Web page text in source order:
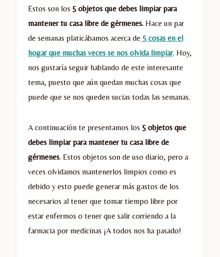
Estos son los 5 objetos que debes limpiar para
mantener tu casa libre de gérmenes. Hace un par
de semanas platicábamos acerca de 5 cosas en el
hogar que muchas veces se nos olvida limpiar. Hoy,
nos gustaría seguir hablando de este interesante
tema, puesto que aún quedan muchas cosas que
puede que se nos queden sucias todas las semanas.
A continuación te presentamos los 5 objetos que
debes limpiar para mantener tu casa libre de
gérmenes. Estos objetos son de uso diario, pero a
veces olvidamos mantenerlos limpios como es
debido y esto puede generar más gastos de los
necesarios al tener que tomar tiempo libre por
estar enfermos o tener que salir corriendo a la
farmacia por medicinas ¡A todos nos ha pasado!